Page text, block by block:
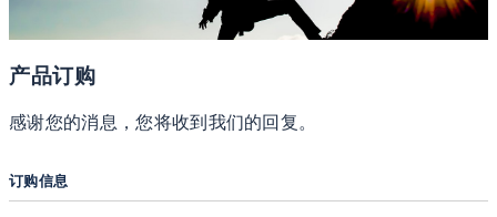
产品订购
感谢您的消息，您将收到我们的回复。
订购信息